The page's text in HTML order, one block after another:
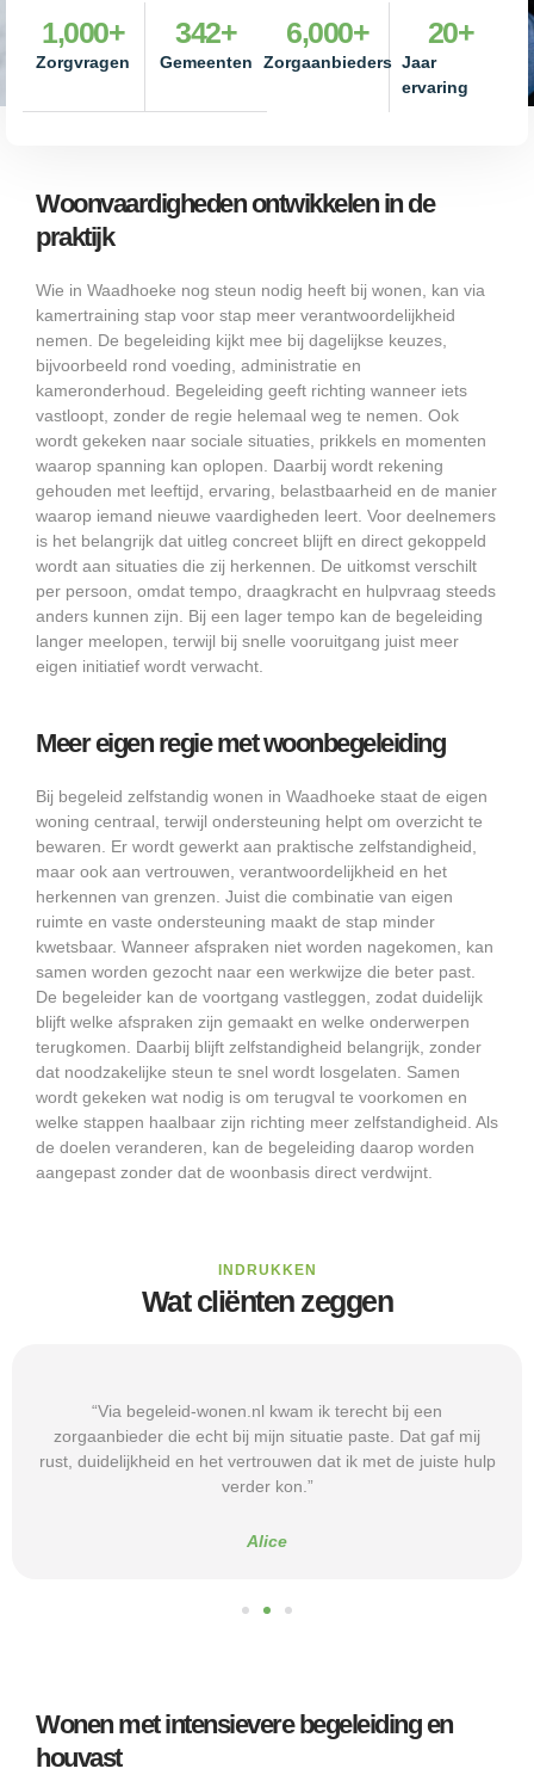
Zorgvragen
1,000+
Gemeenten
342+
Zorgaanbieders
6,000+
Jaar
ervaring
20+
Woonvaardigheden ontwikkelen in de
praktijk
Wie in Waadhoeke nog steun nodig heeft bij wonen, kan via
kamertraining stap voor stap meer verantwoordelijkheid
nemen. De begeleiding kijkt mee bij dagelijkse keuzes,
bijvoorbeeld rond voeding, administratie en
kameronderhoud. Begeleiding geeft richting wanneer iets
vastloopt, zonder de regie helemaal weg te nemen. Ook
wordt gekeken naar sociale situaties, prikkels en momenten
waarop spanning kan oplopen. Daarbij wordt rekening
gehouden met leeftijd, ervaring, belastbaarheid en de manier
waarop iemand nieuwe vaardigheden leert. Voor deelnemers
is het belangrijk dat uitleg concreet blijft en direct gekoppeld
wordt aan situaties die zij herkennen. De uitkomst verschilt
per persoon, omdat tempo, draagkracht en hulpvraag steeds
anders kunnen zijn. Bij een lager tempo kan de begeleiding
langer meelopen, terwijl bij snelle vooruitgang juist meer
eigen initiatief wordt verwacht.
Meer eigen regie met woonbegeleiding
Bij begeleid zelfstandig wonen in Waadhoeke staat de eigen
woning centraal, terwijl ondersteuning helpt om overzicht te
bewaren. Er wordt gewerkt aan praktische zelfstandigheid,
maar ook aan vertrouwen, verantwoordelijkheid en het
herkennen van grenzen. Juist die combinatie van eigen
ruimte en vaste ondersteuning maakt de stap minder
kwetsbaar. Wanneer afspraken niet worden nagekomen, kan
samen worden gezocht naar een werkwijze die beter past.
De begeleider kan de voortgang vastleggen, zodat duidelijk
blijft welke afspraken zijn gemaakt en welke onderwerpen
terugkomen. Daarbij blijft zelfstandigheid belangrijk, zonder
dat noodzakelijke steun te snel wordt losgelaten. Samen
wordt gekeken wat nodig is om terugval te voorkomen en
welke stappen haalbaar zijn richting meer zelfstandigheid. Als
de doelen veranderen, kan de begeleiding daarop worden
aangepast zonder dat de woonbasis direct verdwijnt.
INDRUKKEN
Wat cliënten zeggen
“Via begeleid-wonen.nl kwam ik terecht bij een
zorgaanbieder die echt bij mijn situatie paste. Dat gaf mij
rust, duidelijkheid en het vertrouwen dat ik met de juiste hulp
verder kon.”
Alice
Wonen met intensievere begeleiding en
houvast